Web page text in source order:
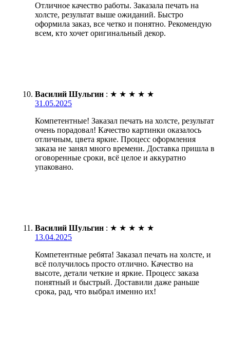
Отличное качество работы. Заказала печать на
холсте, результат выше ожиданий. Быстро
оформила заказ, все четко и понятно. Рекомендую
всем, кто хочет оригинальный декор.
Василий Шульгин : ★ ★ ★ ★ ★
31.05.2025
Компетентные! Заказал печать на холсте, результат
очень порадовал! Качество картинки оказалось
отличным, цвета яркие. Процесс оформления
заказа не занял много времени. Доставка пришла в
оговоренные сроки, всё целое и аккуратно
упаковано.
Василий Шульгин : ★ ★ ★ ★ ★
13.04.2025
Компетентные ребята! Заказал печать на холсте, и
всё получилось просто отлично. Качество на
высоте, детали четкие и яркие. Процесс заказа
понятный и быстрый. Доставили даже раньше
срока, рад, что выбрал именно их!